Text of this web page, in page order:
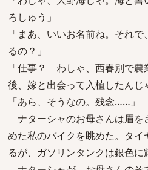
ろしゅう」
「まあ、いいお名前ね。それ
るの？」
「仕事？ わしゃ、西春別で農
後、嫁と出会って入植したんじ
「あら、そうなの。残念……」
ナターシャのお母さんは眉を
めた私のバイクを眺めた。タ
るが、ガソリンタンクは銀色に